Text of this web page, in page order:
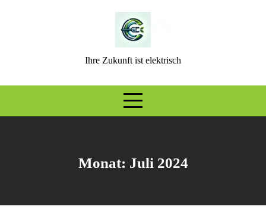
Ihre Zukunft ist elektrisch
Monat: Juli 2024